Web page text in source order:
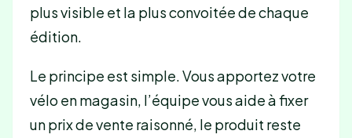
plus visible et la plus convoitée de chaque
édition.
Le principe est simple. Vous apportez votre
vélo en magasin, l’équipe vous aide à fixer
un prix de vente raisonné, le produit reste